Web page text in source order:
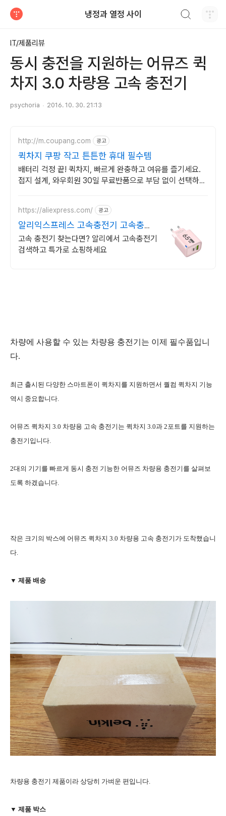
냉정과 열정 사이
IT/제품리뷰
동시 충전을 지원하는 어뮤즈 퀵
차지 3.0 차량용 고속 충전기
psychoria 2016. 10. 30. 21:13
http://m.coupang.com 광고
퀵차지 쿠팡 작고 튼튼한 휴대 필수템
배터리 걱정 끝! 퀵차지, 빠르게 완충하고 여유를 즐기세요.
접지 설계, 와우회원 30일 무료반품으로 부담 없이 선택하세
https://aliexpress.com/ 광고
알리익스프레스 고속충전기 고속충전
기 알리에 다있다!
고속 충전기 찾는다면? 알리에서 고속충전기
검색하고 특가로 쇼핑하세요
차량에 사용할 수 있는 차량용 충전기는 이제 필수품입니
다.
최근 출시된 다양한 스마트폰이 퀵차지를 지원하면서 퀄컴 퀵차지 기능
역시 중요합니다.
어뮤즈 퀵차지 3.0 차량용 고속 충전기는 퀵차지 3.0과 2포트를 지원하는
충전기입니다.
2대의 기기를 빠르게 동시 충전 기능한 어뮤즈 차량용 충전기를 살펴보
도록 하겠습니다.
작은 크기의 박스에 어뮤즈 퀵차지 3.0 차량용 고속 충전기가 도착했습니
다.
▼ 제품 배송
차량용 충전기 제품이라 상당히 가벼운 편입니다.
▼ 제품 박스